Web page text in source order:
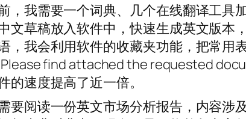
，我需要一个词典、几个在线翻译工具
文草稿放入软件中，快速生成英文版本
，我会利用软件的收藏夹功能，把常用
find attached the requested
速度提高了近一倍。
要阅读一份英文市场分析报告，内容涉